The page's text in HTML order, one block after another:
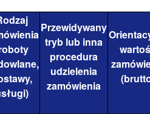
Przewidywany
tryb lub inna
procedura
udzielenia
zamówienia